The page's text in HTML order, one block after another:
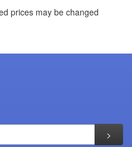
prices may be changed